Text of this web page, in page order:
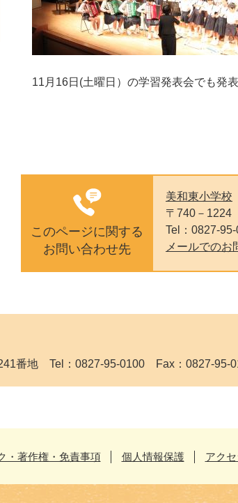
11月16日(土曜日）の学習発表会でも発表
このページに関する
お問い合わせ先
美和東小学校
〒740－1224
Tel：0827-
メールでのお
番地 Tel：0827-95-0100 Fax：0827-95-
・著作権・免責事項 個人情報保護 アク